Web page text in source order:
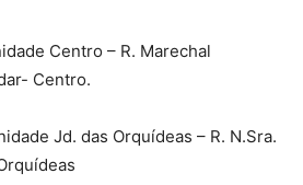
Centro – R. Marechal
Centro.
Jd. das Orquídeas – R. N.Sra.